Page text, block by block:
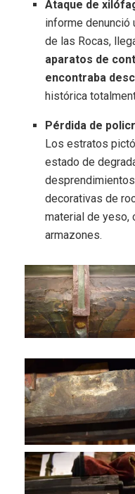
Ataque de
informe denunció
de las Rocas,
aparatos de
encontraba
histórica
Pérdida de
Los estratos
estado de
decorativas de
material de yeso,
armazones.